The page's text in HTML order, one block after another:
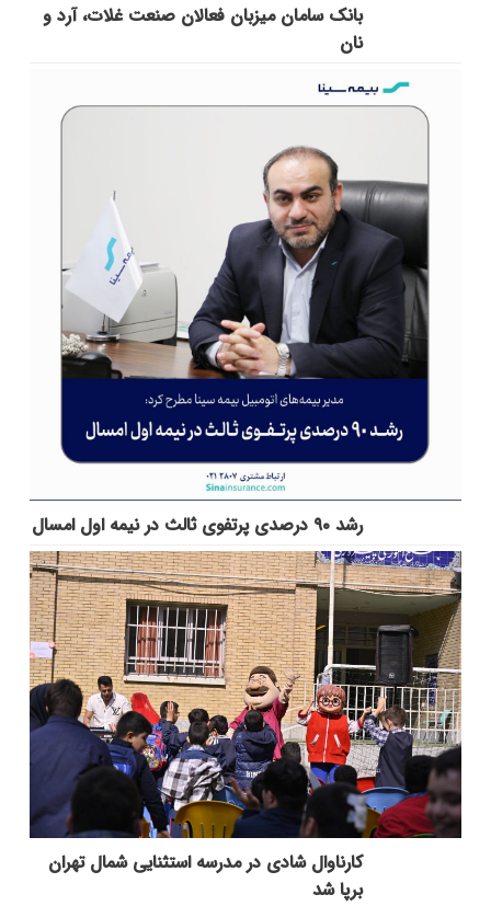
بانک سامان میزبان فعالان صنعت غلات، آرد و
نان
رشد ۹۰ درصدی پرتفوی ثالث در نیمه اول امسال
کارناوال شادی در مدرسه استثنایی شمال تهران
برپا شد